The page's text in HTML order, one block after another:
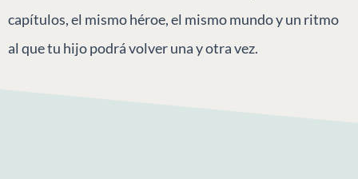
capítulos, el mismo héroe, el mismo mundo y un ritmo
al que tu hijo podrá volver una y otra vez.